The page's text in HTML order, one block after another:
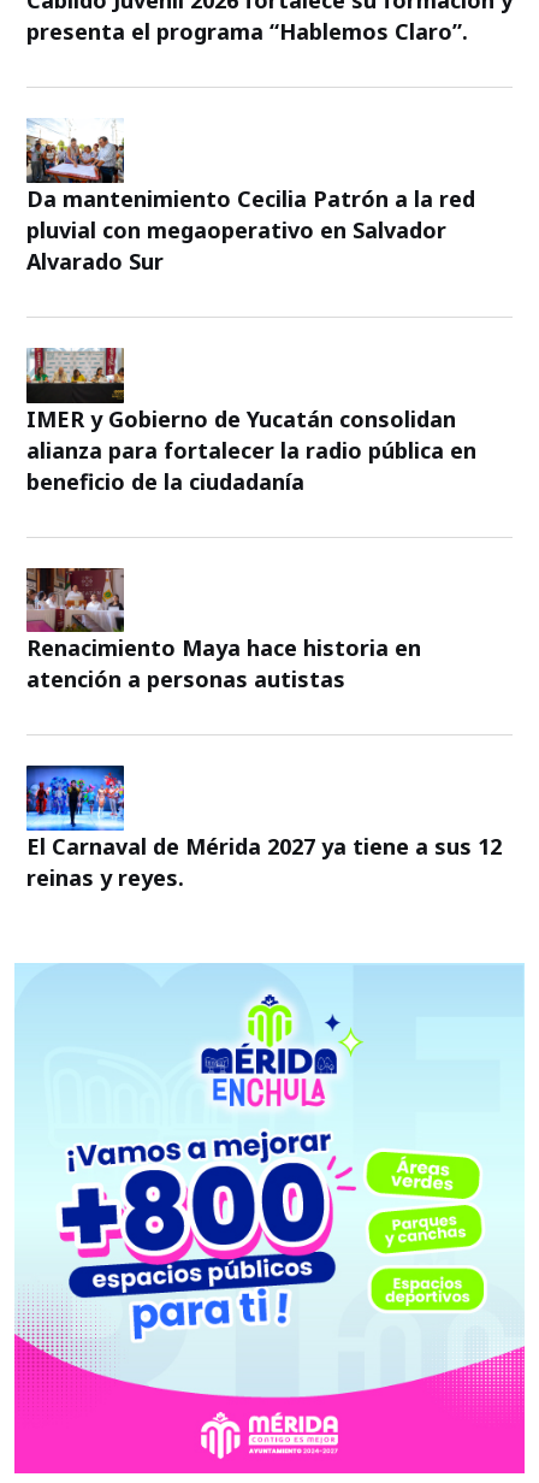
presenta el programa “Hablemos Claro”.
Da mantenimiento Cecilia Patrón a la red
pluvial con megaoperativo en Salvador
Alvarado Sur
IMER y Gobierno de Yucatán consolidan
alianza para fortalecer la radio pública en
beneficio de la ciudadanía
Renacimiento Maya hace historia en
atención a personas autistas
El Carnaval de Mérida 2027 ya tiene a sus 12
reinas y reyes.